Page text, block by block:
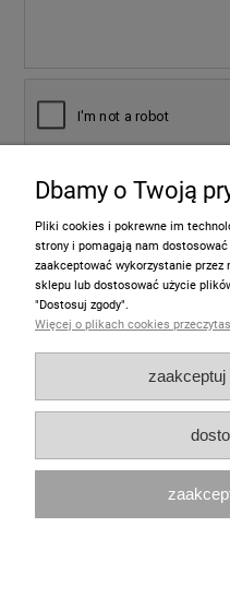
Dbamy o Twoją
Pliki cookies i pokrewne im
strony i pomagają nam
zaakceptować wykorzystanie
sklepu lub dostosować użycie
"Dostosuj zgody".
Więcej o plikach cookies
zaakceptuj